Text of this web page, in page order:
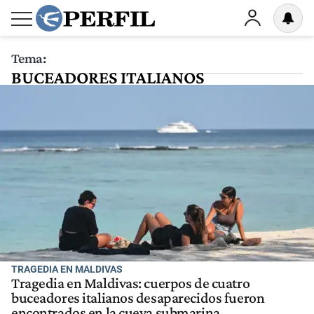
Tema:
BUCEADORES ITALIANOS
TRAGEDIA EN MALDIVAS
Tragedia en Maldivas: cuerpos de cuatro
buceadores italianos desaparecidos fueron